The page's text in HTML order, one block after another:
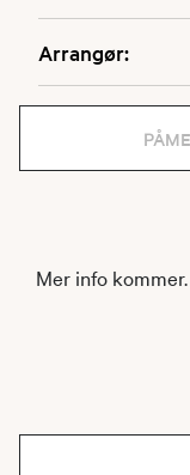
Arrangør:
Mer info kommer.